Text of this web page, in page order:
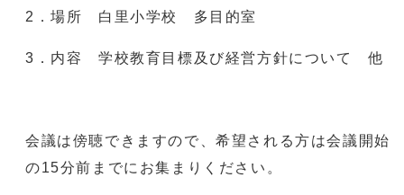
2．場所 白里小学校 多目的室
3．内容 学校教育目標及び経営方針について 他
会議は傍聴できますので、希望される方は会議開始
の15分前までにお集まりください。